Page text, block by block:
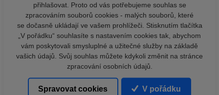
přihlašovat. Proto od vás potřebujeme souhlas se
zpracováním souborů cookies - malých souborů, které
se dočasně ukládají ve vašem prohlížeči. Stisknutím tlačítka
„V pořádku“ souhlasíte s nastavením cookies tak, abychom
vám poskytovali smysluplné a užitečné služby na základě
vašich údajů. Svůj souhlas můžete kdykoli změnit na stránce
zpracování osobních údajů.
Spravovat cookies V pořádku